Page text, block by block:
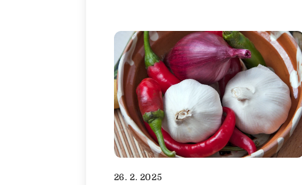
26. 2. 2025